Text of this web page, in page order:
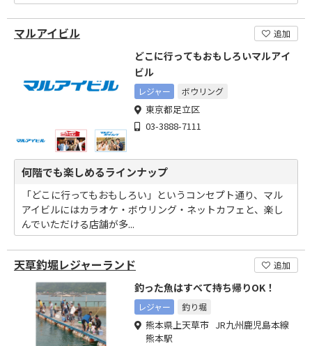
マルアイビル 追加
どこに行ってもおもしろいマルアイ
ビル
レジャー ボウリング
東京都足立区
03-3888-7111
何階でも楽しめるラインナップ
「どこに行ってもおもしろい」というコンセプト通り、マル
アイビルにはカラオケ・ボウリング・ネットカフェと、楽し
んでいただける店舗が多...
天草釣堀レジャーランド 追加
釣った魚はすべて持ち帰りOK！
レジャー 釣り堀
熊本県上天草市 JR九州鹿児島本線
熊本駅